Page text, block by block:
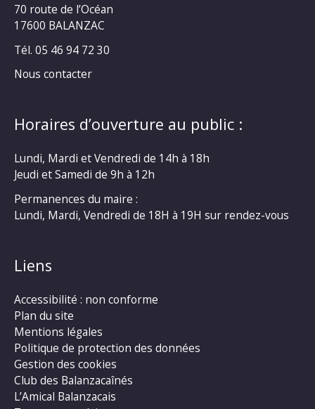
70 route de l’Océan
17600 BALANZAC
Tél. 05 46 94 72 30
Nous contacter
Horaires d’ouverture au public :
Lundi, Mardi et Vendredi de 14h à 18h
Jeudi et Samedi de 9h à 12h
Permanences du maire :
Lundi, Mardi, Vendredi de 18H à 19H sur rendez-vous
Liens
Accessibilité : non conforme
Plan du site
Mentions légales
Politique de protection des données
Gestion des cookies
Club des Balanzacaînés
L’Amical Balanzacais